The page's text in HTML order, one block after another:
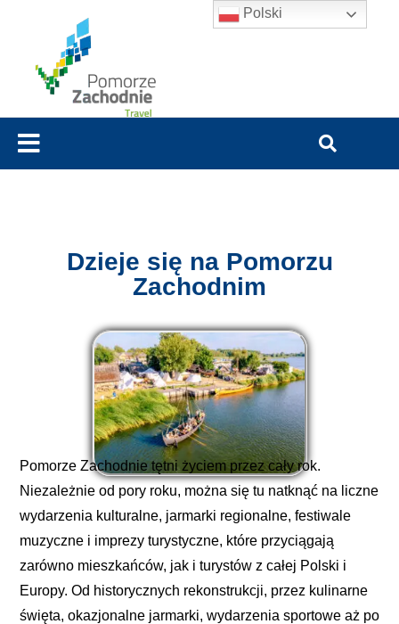
Dzieje się na Pomorzu
Zachodnim
Pomorze Zachodnie tętni życiem przez cały rok.
Niezależnie od pory roku, można się tu natknąć na liczne
wydarzenia kulturalne, jarmarki regionalne, festiwale
muzyczne i imprezy turystyczne, które przyciągają
zarówno mieszkańców, jak i turystów z całej Polski i
Europy. Od historycznych rekonstrukcji, przez kulinarne
święta, okazjonalne jarmarki, wydarzenia sportowe aż po
Polski